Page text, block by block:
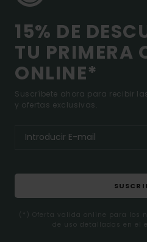
15% DE
TU PRIMERA
ONLINE*
Suscríbete ahora para recibir
y ofertas exclusivas.
(*) Oferta valida online para los
de uso detalladas en el